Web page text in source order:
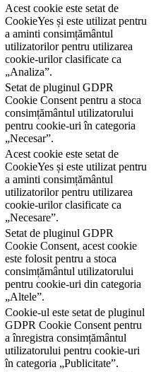
Acest cookie este setat de
CookieYes și este utilizat pentru
a aminti consimțământul
utilizatorilor pentru utilizarea
cookie-urilor clasificate ca
„Analiza”.
Setat de pluginul GDPR
Cookie Consent pentru a stoca
consimțământul utilizatorului
pentru cookie-uri în categoria
„Necesar”.
Acest cookie este setat de
CookieYes și este utilizat pentru
a aminti consimțământul
utilizatorilor pentru utilizarea
cookie-urilor clasificate ca
„Necesare”.
Setat de pluginul GDPR
Cookie Consent, acest cookie
este folosit pentru a stoca
consimțământul utilizatorului
pentru cookie-uri din categoria
„Altele”.
Cookie-ul este setat de pluginul
GDPR Cookie Consent pentru
a înregistra consimțământul
utilizatorului pentru cookie-uri
în categoria „Publicitate”.